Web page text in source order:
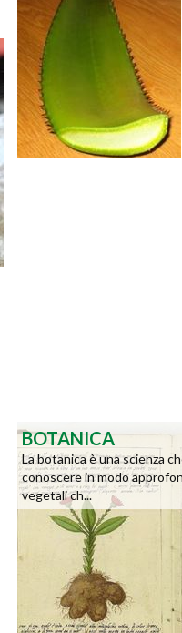
BOTANICA
La botanica è una scienza
conoscere in modo
vegetali ch...